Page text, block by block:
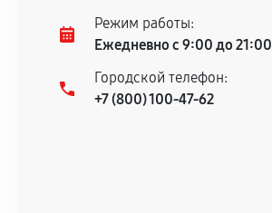
Режим работы:
Ежедневно с 9:00 до 21:00
Городской телефон:
+7 (800) 100-47-62